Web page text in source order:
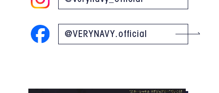
@VERYNAVY.official